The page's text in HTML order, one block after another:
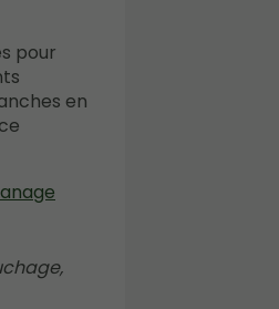
pour
en